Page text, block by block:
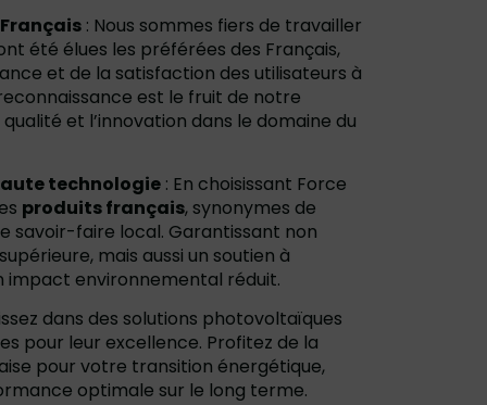
: Nous sommes fiers de travailler
été élues les préférées des Français,
et de la satisfaction des utilisateurs à
est le fruit de notre
et l’innovation dans le domaine du
technologie: En choisissant Force
produits français, synonymes de
savoir-faire local. Garantissant non
mais aussi un soutien à
impact environnemental réduit.
dans des solutions photovoltaïques
pour leur excellence. Profitez de la
pour votre transition énergétique,
optimale sur le long terme.